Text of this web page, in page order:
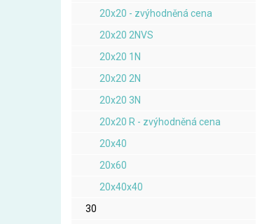
20x20 - zvýhodněná cena
20x20 2NVS
20x20 1N
20x20 2N
20x20 3N
20x20 R - zvýhodněná cena
20x40
20x60
20x40x40
30